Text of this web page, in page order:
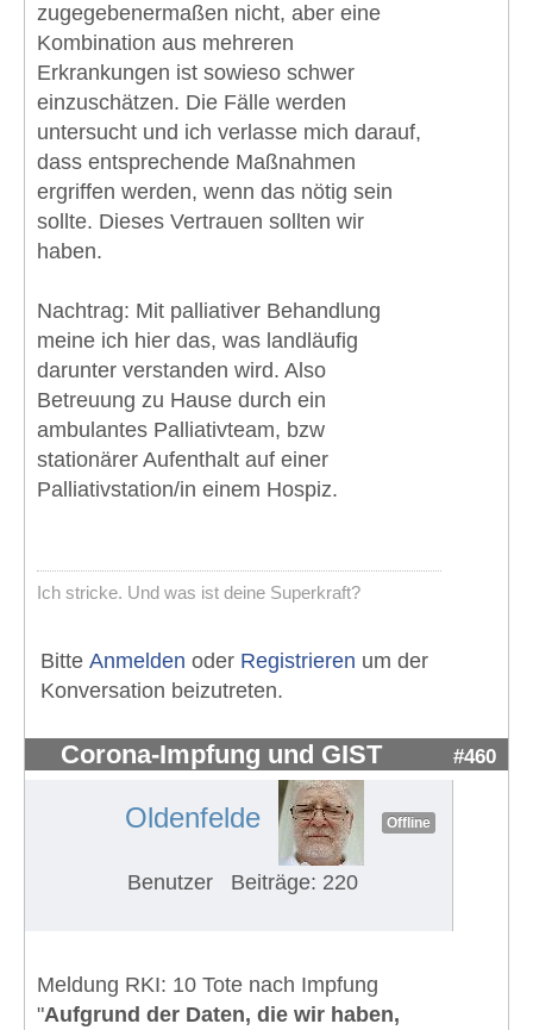
zugegebenermaßen nicht, aber eine
Kombination aus mehreren
Erkrankungen ist sowieso schwer
einzuschätzen. Die Fälle werden
untersucht und ich verlasse mich darauf,
dass entsprechende Maßnahmen
ergriffen werden, wenn das nötig sein
sollte. Dieses Vertrauen sollten wir
haben.
Nachtrag: Mit palliativer Behandlung
meine ich hier das, was landläufig
darunter verstanden wird. Also
Betreuung zu Hause durch ein
ambulantes Palliativteam, bzw
stationärer Aufenthalt auf einer
Palliativstation/in einem Hospiz.
Ich stricke. Und was ist deine Superkraft?
Bitte Anmelden oder Registrieren um der
Konversation beizutreten.
Corona-Impfung und GIST #460
Oldenfelde Offline
Benutzer Beiträge: 220
Meldung RKI: 10 Tote nach Impfung
"Aufgrund der Daten, die wir haben,